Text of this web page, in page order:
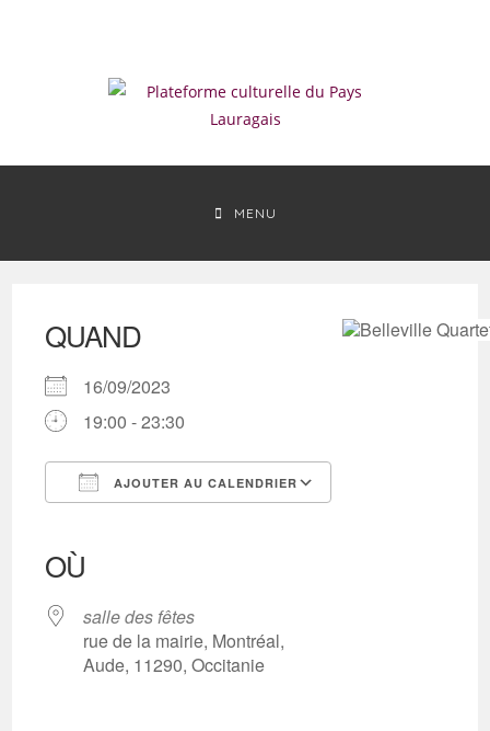
MENU
QUAND
16/09/2023
19:00 - 23:30
AJOUTER AU CALENDRIER
OÙ
salle des fêtes
rue de la mairie, Montréal,
Aude, 11290, Occitanie